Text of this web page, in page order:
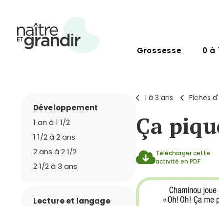
Grossesse 0 à
1 à 3 ans Fiches
Ça
Télécharger cette
activité en PDF
Développement
1 an à 1 1/2
1 1/2 à 2 ans
2 ans à 2 1/2
2 1/2 à 3 ans
Lecture et langage